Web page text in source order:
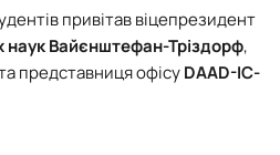
привітав віцепрезидент
наук Вайєнштефан-Тріздорф,
представниця офісуDAAD-IC-